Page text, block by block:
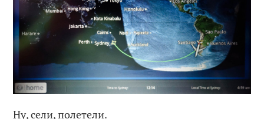
Ну, сели, полетели.